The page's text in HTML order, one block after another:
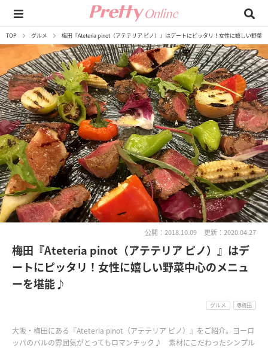
TOP グルメ 梅田『Ateteria pinot（アテテリア ピノ）』はデートにピッタリ！女性に嬉しい野菜
公開：2018.10.09 更新：2020.04.27
梅田『Ateteria pinot（アテテリア ピノ）』はデ
ートにピッタリ！女性に嬉しい野菜中心のメニュ
ーを堪能♪
グルメ 梅田
大阪・梅田にある『Ateteria pinot（アテテリア ピノ）』をご紹介。ヨーロ
ッパのバルの雰囲気がとってもロマンチック♪ 素材にこだわったシンプル